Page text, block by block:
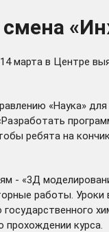
смена
марта в Центре
«Наука»
ребята на
«3Д
работы.
прохождении курса.